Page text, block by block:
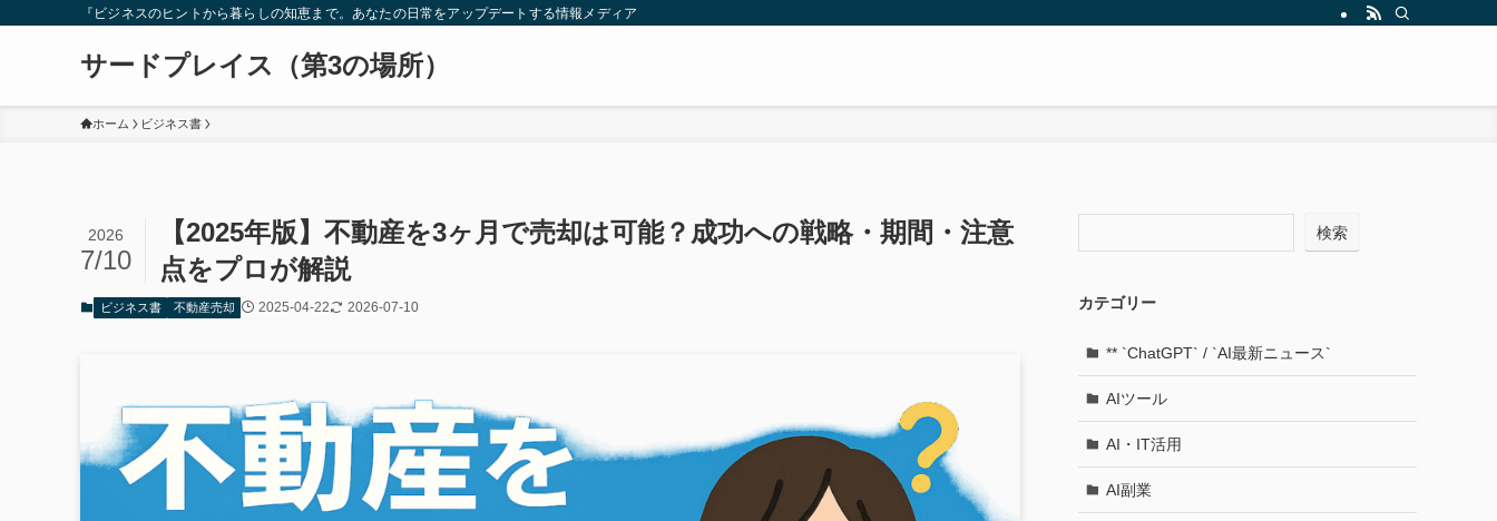
『ビジネスのヒントから暮らしの知恵まで。あなたの日常をアップデートする情報メディア
サードプレイス（第3の場所）
ホーム ビジネス書
【2025年版】不動産を3ヶ月で売却は可能？成功への戦略・期間・注意
点をプロが解説
2026
7/10
ビジネス書 不動産売却 2025-04-22 2026-07-10
検索
カテゴリー
** `ChatGPT` / `AI最新ニュース`
AIツール
AI・IT活用
AI副業